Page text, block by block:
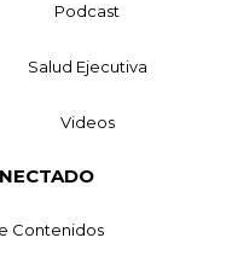
Podcast
Salud Ejecutiva
Videos
Contenidos